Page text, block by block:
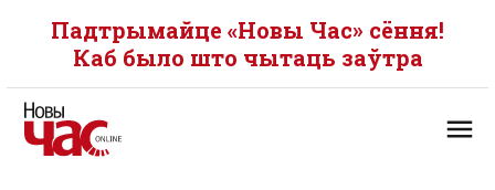
Падтрымайце «Новы Час» сёння!
Каб было што чытаць заўтра